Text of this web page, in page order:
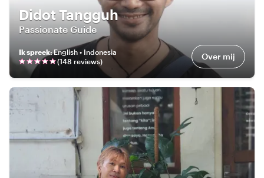
Didot Tangguh
Passionate Guide
Ik spreek:English • Indonesia
(148 reviews) Over mij